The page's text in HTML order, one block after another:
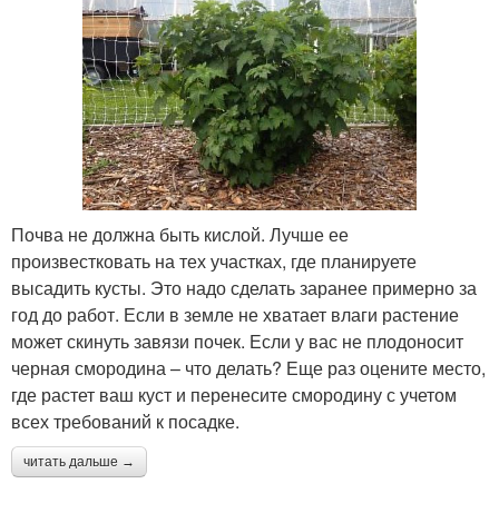
Почва не должна быть кислой. Лучше ее
произвестковать на тех участках, где планируете
высадить кусты. Это надо сделать заранее примерно за
год до работ. Если в земле не хватает влаги растение
может скинуть завязи почек. Если у вас не плодоносит
черная смородина – что делать? Еще раз оцените место,
где растет ваш куст и перенесите смородину с учетом
всех требований к посадке.
читать дальше →